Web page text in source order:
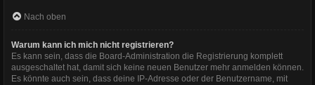
Nach oben
Warum kann ich mich nicht registrieren?
Es kann sein, dass die Board-Administration die Registrierung komplett
ausgeschaltet hat, damit sich keine neuen Benutzer mehr anmelden können.
Es könnte auch sein, dass deine IP-Adresse oder der Benutzername, mit